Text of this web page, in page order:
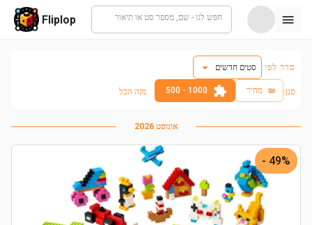
חפש לגו - שם, מספר סט או תיאור Fliplop
:סנן ₪ מחיר 1000 - 500 נקה הכל
סדר לפי: סטים חדשים
אוגוסט 2026
49% -